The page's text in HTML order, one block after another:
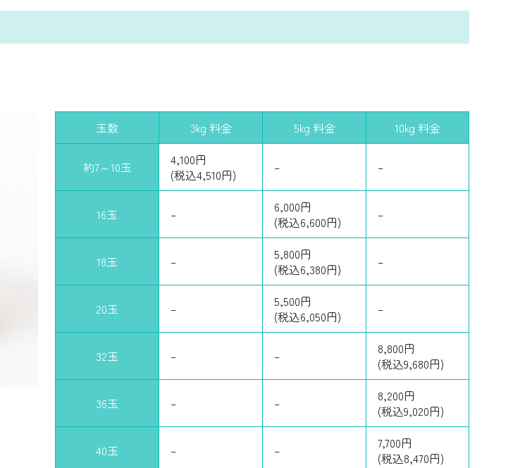
玉数 3kg 料金 5kg 料金 10kg 料金
約7～10玉
4,100円
(税込4,510円)
– –
16玉 –
6,000円
(税込6,600円)
–
18玉 –
5,800円
(税込6,380円)
–
20玉 –
5,500円
(税込6,050円)
–
32玉 – –
8,800円
(税込9,680円)
36玉 – –
8,200円
(税込9,020円)
40玉 – –
7,700円
(税込8,470円)